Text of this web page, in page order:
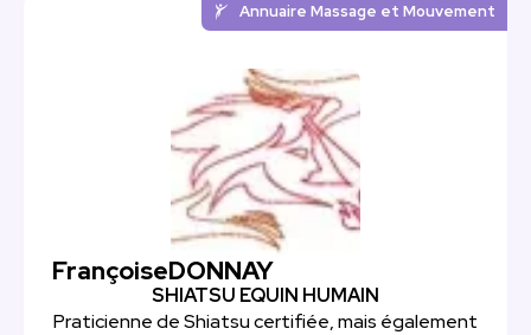
Annuaire Massage et Mouvement
FrançoiseDONNAY
SHIATSU EQUIN HUMAIN
Praticienne de Shiatsu certifiée, mais également